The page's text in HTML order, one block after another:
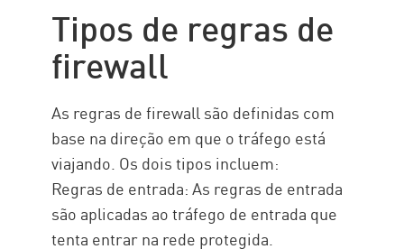
Avaliação
PRÁTICAS RECOMENDADAS
Considerações
Check Point Force
Recursos
Tipos de regras de
firewall
As regras de firewall são definidas com
base na direção em que o tráfego está
viajando. Os dois tipos incluem:
Regras de entrada: As regras de entrada
são aplicadas ao tráfego de entrada que
tenta entrar na rede protegida.